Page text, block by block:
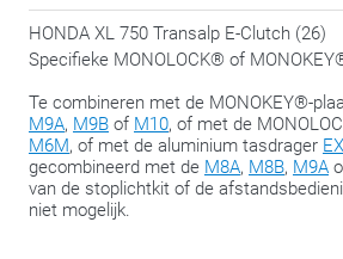
HONDA XL 750 Transalp E-Clutch (26)
Specifieke MONOLOCK® of
Te combineren met de MONOKEY®-
M9A, M9B of M10, of met de
M6M, of met de aluminium tasdrager
gecombineerd met de M8A, M8B, M9A
van de stoplichtkit of de
niet mogelijk.